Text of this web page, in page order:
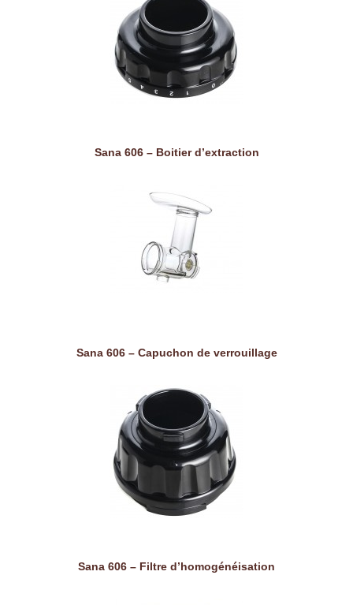
Sana 606 – Boitier d’extraction
Sana 606 – Capuchon de verrouillage
Sana 606 – Filtre d’homogénéisation